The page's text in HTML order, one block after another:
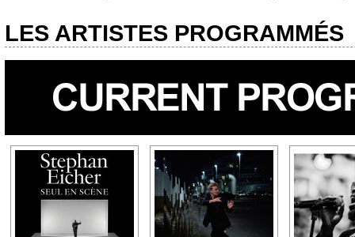
LES ARTISTES PROGRAMMÉS